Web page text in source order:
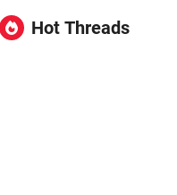
Hot Threads